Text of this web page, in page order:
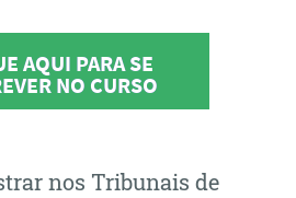
AQUI PARA SE
NO CURSO
nos Tribunais de